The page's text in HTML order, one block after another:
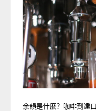
余韻是什麽？咖啡到達